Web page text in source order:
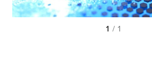
1 / 1